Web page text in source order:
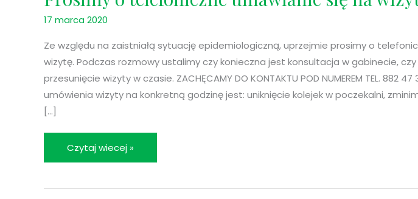
17 marca 2020
Ze względu na zaistniałą sytuację epidemiologiczną, uprzejmie prosimy o
wizytę. Podczas rozmowy ustalimy czy konieczna jest konsultacja w gabinecie,
przesunięcie wizyty w czasie. ZACHĘCAMY DO KONTAKTU POD NUMEREM TEL. 882
umówienia wizyty na konkretną godzinę jest: uniknięcie kolejek w poczekalni,
[…]
umawianie
się
na
wizytę
Czytaj wiecej »